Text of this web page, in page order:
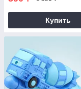
Купить